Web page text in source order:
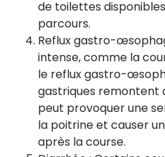
de toilettes
parcours.
Reflux gastro-
intense, comme la
le reflux gastro-
gastriques remontent
peut provoquer une
la poitrine et causer
après la course.